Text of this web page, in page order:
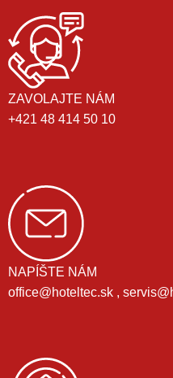
ZAVOLAJTE NÁM
+421 48 414 50 10
NAPÍŠTE NÁM
office@hoteltec.sk ,